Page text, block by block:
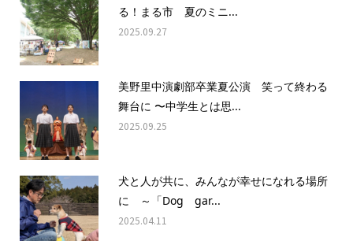
る！まる市 夏のミニ...
2025.09.27
美野里中演劇部卒業夏公演 笑って終わる
舞台に 〜中学生とは思...
2025.09.25
犬と人が共に、みんなが幸せになれる場所
に ～「Dog gar...
2025.04.11